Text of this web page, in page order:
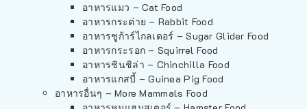
อาหารแมว – Cat Food
อาหารกระต่าย – Rabbit Food
อาหารชูก้าร์ไกลเดอร์ – Sugar Glider Food
อาหารกระรอก – Squirrel Food
อาหารชินชิล่า – Chinchilla Food
อาหารแกสบี้ – Guinea Pig Food
อาหารอื่นๆ – More Mammals Food